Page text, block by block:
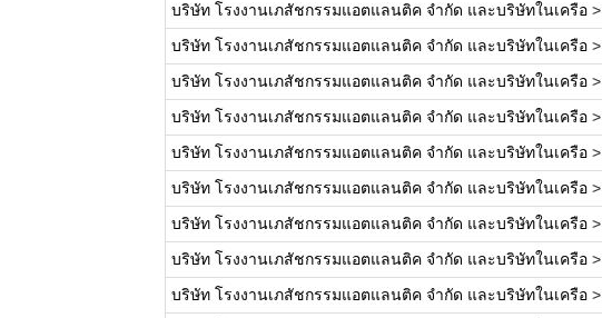
บริษัท โรงงานเภสัชกรรมแอตแลนติค จำกัด และบริษัทในเครือ>
บริษัท โรงงานเภสัชกรรมแอตแลนติค จำกัด และบริษัทในเครือ>
บริษัท โรงงานเภสัชกรรมแอตแลนติค จำกัด และบริษัทในเครือ>
บริษัท โรงงานเภสัชกรรมแอตแลนติค จำกัด และบริษัทในเครือ>
บริษัท โรงงานเภสัชกรรมแอตแลนติค จำกัด และบริษัทในเครือ>
บริษัท โรงงานเภสัชกรรมแอตแลนติค จำกัด และบริษัทในเครือ>
บริษัท โรงงานเภสัชกรรมแอตแลนติค จำกัด และบริษัทในเครือ>
บริษัท โรงงานเภสัชกรรมแอตแลนติค จำกัด และบริษัทในเครือ>
บริษัท โรงงานเภสัชกรรมแอตแลนติค จำกัด และบริษัทในเครือ>